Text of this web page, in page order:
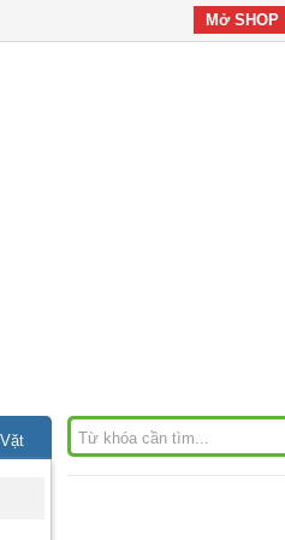
Mở SHOP